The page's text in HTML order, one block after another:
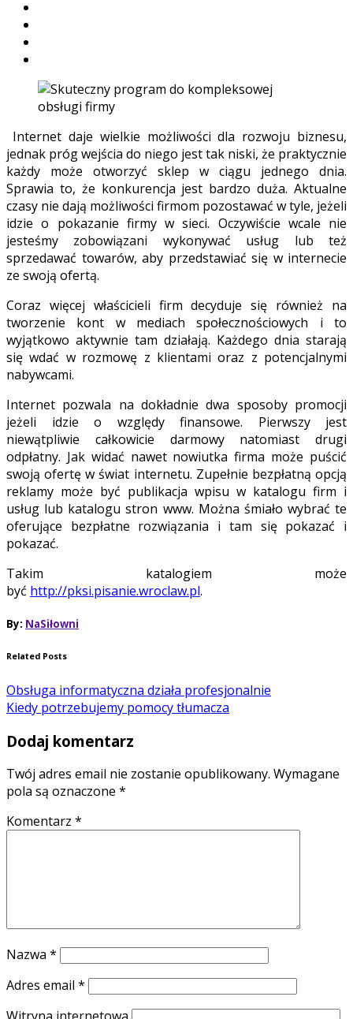
Internet daje wielkie możliwości dla rozwoju biznesu,
jednak próg wejścia do niego jest tak niski, że praktycznie
każdy może otworzyć sklep w ciągu jednego dnia.
Sprawia to, że konkurencja jest bardzo duża. Aktualne
czasy nie dają możliwości firmom pozostawać w tyle, jeżeli
idzie o pokazanie firmy w sieci. Oczywiście wcale nie
jesteśmy zobowiązani wykonywać usług lub też
sprzedawać towarów, aby przedstawiać się w internecie
ze swoją ofertą.
Coraz więcej właścicieli firm decyduje się również na
tworzenie kont w mediach społecznościowych i to
wyjątkowo aktywnie tam działają. Każdego dnia starają
się wdać w rozmowę z klientami oraz z potencjalnymi
nabywcami.
Internet pozwala na dokładnie dwa sposoby promocji
jeżeli idzie o względy finansowe. Pierwszy jest
niewątpliwie całkowicie darmowy natomiast drugi
odpłatny. Jak widać nawet nowiutka firma może puścić
swoją ofertę w świat internetu. Zupełnie bezpłatną opcją
reklamy może być publikacja wpisu w katalogu firm i
usług lub katalogu stron www. Można śmiało wybrać te
oferujące bezpłatne rozwiązania i tam się pokazać i
pokazać.
Takim katalogiem może
być http://pksi.pisanie.wroclaw.pl.
By: NaSiłowni
Related Posts
Obsługa informatyczna działa profesjonalnie
Kiedy potrzebujemy pomocy tłumacza
Dodaj komentarz
Twój adres email nie zostanie opublikowany. Wymagane
pola są oznaczone *
Komentarz *
Nazwa *
Adres email *